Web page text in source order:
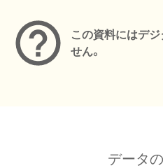
この資料にはデ
せん。
データ